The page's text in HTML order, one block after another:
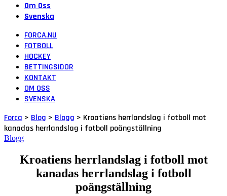
Om Oss
Svenska
FORCA.NU
FOTBOLL
HOCKEY
BETTINGSIDOR
KONTAKT
OM OSS
SVENSKA
Forca > Blog > Blogg > Kroatiens herrlandslag i fotboll mot
kanadas herrlandslag i fotboll poängställning
Blogg
Kroatiens herrlandslag i fotboll mot
kanadas herrlandslag i fotboll
poängställning